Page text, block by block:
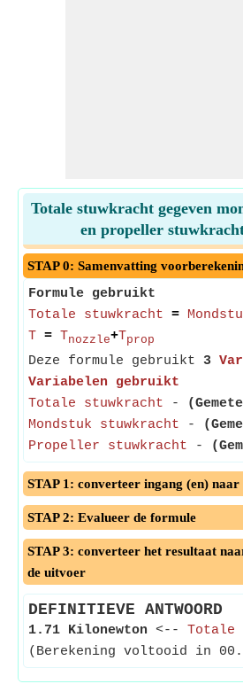
Totale stuwkracht gegeven
en propeller
STAP 0: Samenvatting
Formule gebruikt
Totale stuwkracht =
T = Tnozzle+Tprop
Deze formule gebruikt 3
Variabelen gebruikt
Totale stuwkracht -
Mondstuk stuwkracht -
Propeller stuwkracht -
STAP 1: converteer ingang (en) naar
STAP 2: Evalueer de formule
STAP 3: converteer het resultaat
de uitvoer
DEFINITIEVE ANTWOORD
1.71 Kilonewton <-- Totale
(Berekening voltooid in